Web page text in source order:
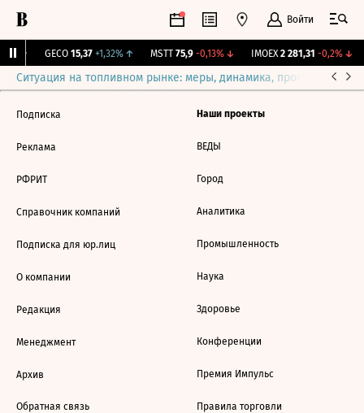
Войти
GECO 15,37 +1,32%↑ MSTT 75,9 -0,13%↓ IMOEX 2 281,31 -0,2%↓
Ситуация на топливном рынке: меры, динамика, прогнозы
Подписка
Реклама
РФРИТ
Справочник компаний
Подписка для юр.лиц
О компании
Редакция
Менеджмент
Архив
Обратная связь
Наши проекты
ВЕДЫ
Город
Аналитика
Промышленность
Наука
Здоровье
Конференции
Премия Импульс
Правила торговли